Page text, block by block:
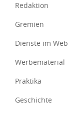
Redaktion
Gremien
Dienste im Web
Werbematerial
Praktika
Geschichte